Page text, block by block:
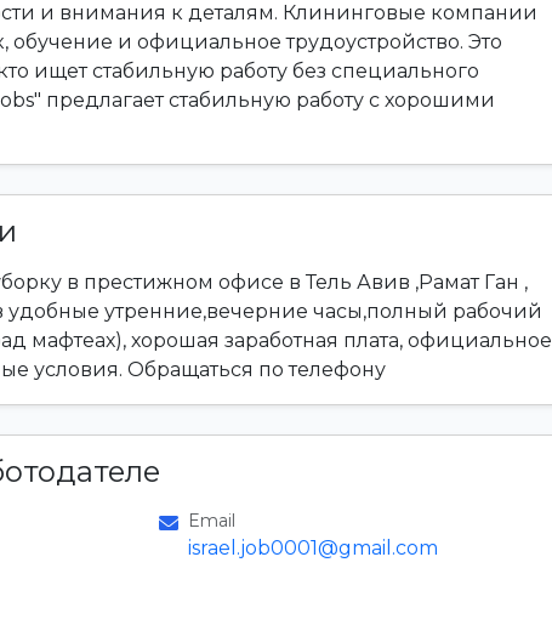
и внимания к деталям. Клининговые компании
и официальное трудоустройство. Это
ищет стабильную работу без специального
предлагает стабильную работу с хорошими
в престижном офисе в Тель Авив ,Рамат Ган ,
удобные утренние,вечерние часы,полный рабочий
мафтеах), хорошая заработная плата, официальное
условия. Обращаться по телефону
Email
israel.job0001@gmail.com